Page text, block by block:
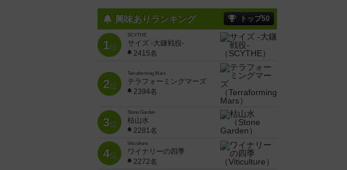
興味ありランキング トップ50
1位
SCYTHE
サイズ -大鎌戦役-
2415名
2位
Terraforming Mars
テラフォーミングマーズ
2394名
3位
Stone Garden
枯山水
2281名
4位
Viticulture
ワイナリーの四季
2272名